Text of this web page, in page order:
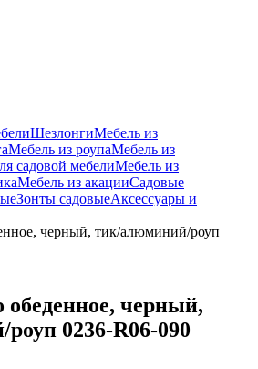
ШезлонгиМебель из
Мебель из роупаМебель из
садовой мебелиМебель из
Мебель из акацииСадовые
Зонты садовыеАксессуары и
черный, тик/алюминий/роуп
обеденное, черный,
0236-R06-090